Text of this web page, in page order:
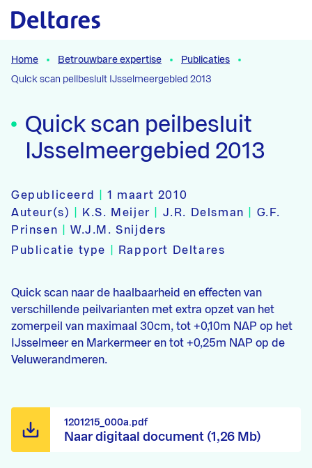
Naar hoofdcontent
Home Betrouwbare expertise
Publicaties
Quick scan peilbesluit IJsselmeergebied 2013
Quick scan peilbesluit
IJsselmeergebied 2013
Gepubliceerd |1 maart 2010
Auteur(s)
K.S. Meijer J.R. Delsman
G.F.
Prinsen
|W.J.M. Snijders
Publicatie type
Rapport Deltares
Quick scan naar de haalbaarheid en effecten van
verschillende peilvarianten met extra opzet van het
zomerpeil van maximaal 30cm, tot +0,10m NAP op het
IJsselmeer en Markermeer en tot +0,25m NAP op de
Veluwerandmeren.
Naar digitaal document (1,26 Mb)
1201215_000a.pdf